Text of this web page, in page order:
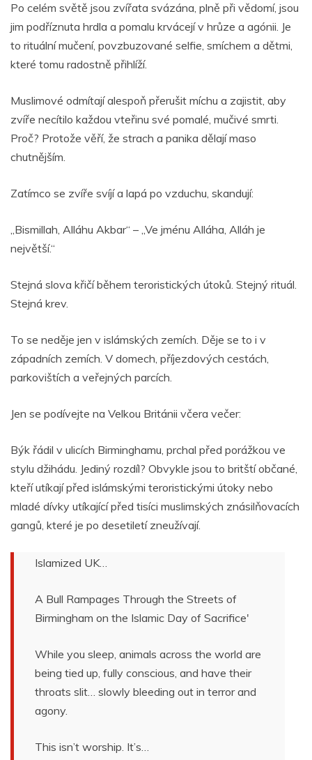
Po celém světě jsou zvířata svázána, plně při vědomí, jsou
jim podříznuta hrdla a pomalu krvácejí v hrůze a agónii. Je
to rituální mučení, povzbuzované selfie, smíchem a dětmi,
které tomu radostně přihlíží.
Muslimové odmítají alespoň přerušit míchu a zajistit, aby
zvíře necítilo každou vteřinu své pomalé, mučivé smrti.
Proč? Protože věří, že strach a panika dělají maso
chutnějším.
Zatímco se zvíře svíjí a lapá po vzduchu, skandují:
„Bismillah, Alláhu Akbar“ – „Ve jménu Alláha, Alláh je
největší.“
Stejná slova křičí během teroristických útoků. Stejný rituál.
Stejná krev.
To se neděje jen v islámských zemích. Děje se to i v
západních zemích. V domech, příjezdových cestách,
parkovištích a veřejných parcích.
Jen se podívejte na Velkou Británii včera večer:
Býk řádil v ulicích Birminghamu, prchal před porážkou ve
stylu džihádu. Jediný rozdíl? Obvykle jsou to britští občané,
kteří utíkají před islámskými teroristickými útoky nebo
mladé dívky utíkající před tisíci muslimských znásilňovacích
gangů, které je po desetiletí zneužívají.
Islamized UK…
A Bull Rampages Through the Streets of
Birmingham on the Islamic Day of Sacrifice'
While you sleep, animals across the world are
being tied up, fully conscious, and have their
throats slit… slowly bleeding out in terror and
agony.
This isn’t worship. It’s…